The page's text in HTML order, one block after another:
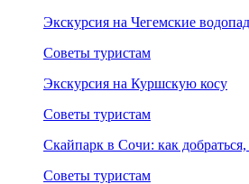
Экскурсия на Чегемские
Советы туристам
Экскурсия на Куршскую косу
Советы туристам
Скайпарк в Сочи: как
Советы туристам